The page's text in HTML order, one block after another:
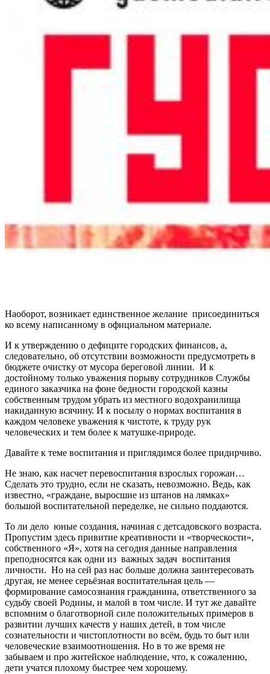
Наоборот, возникает единственное желание присоединиться
ко всему написанному в официальном материале.
И к утверждению о дефиците городских финансов, а,
следовательно, об отсутствии возможности предусмотреть в
бюджете очистку от мусора береговой линии. И к
достойному только уважения порыву сотрудников Службы
единого заказчика на фоне бедности городской казны
собственным трудом убрать из местного водохранилища
накиданную всячину. И к посылу о нормах воспитания в
каждом человеке уважения к чистоте, к труду рук
человеческих и тем более к матушке-природе.
Давайте к теме воспитания и приглядимся более придирчиво.
Не знаю, как насчет перевоспитания взрослых горожан…
Сделать это трудно, если не сказать, невозможно. Ведь, как
известно, «граждане, выросшие из штанов на лямках»
большой воспитательной переделке, не сильно поддаются.
То ли дело юные создания, начиная с детсадовского возраста.
Пропустим здесь привитие креативности и «творческости»,
собственного «Я», хотя на сегодня данные направления
преподносятся как одни из важных задач воспитания
личности. Но на сей раз нас больше должна заинтересовать
другая, не менее серьёзная воспитательная цель —
формирование самосознания гражданина, ответственного за
судьбу своей Родины, и малой в том числе. И тут же давайте
вспомним о благотворной силе положительных примеров в
развитии лучших качеств у наших детей, в том числе
сознательности и чистоплотности во всём, будь то быт или
человеческие взаимоотношения. Но в то же время не
забываем и про житейское наблюдение, что, к сожалению,
дети учатся плохому быстрее чем хорошему.